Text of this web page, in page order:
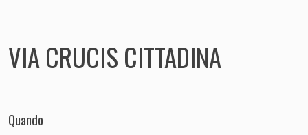
VIA CRUCIS CITTADINA
Quando